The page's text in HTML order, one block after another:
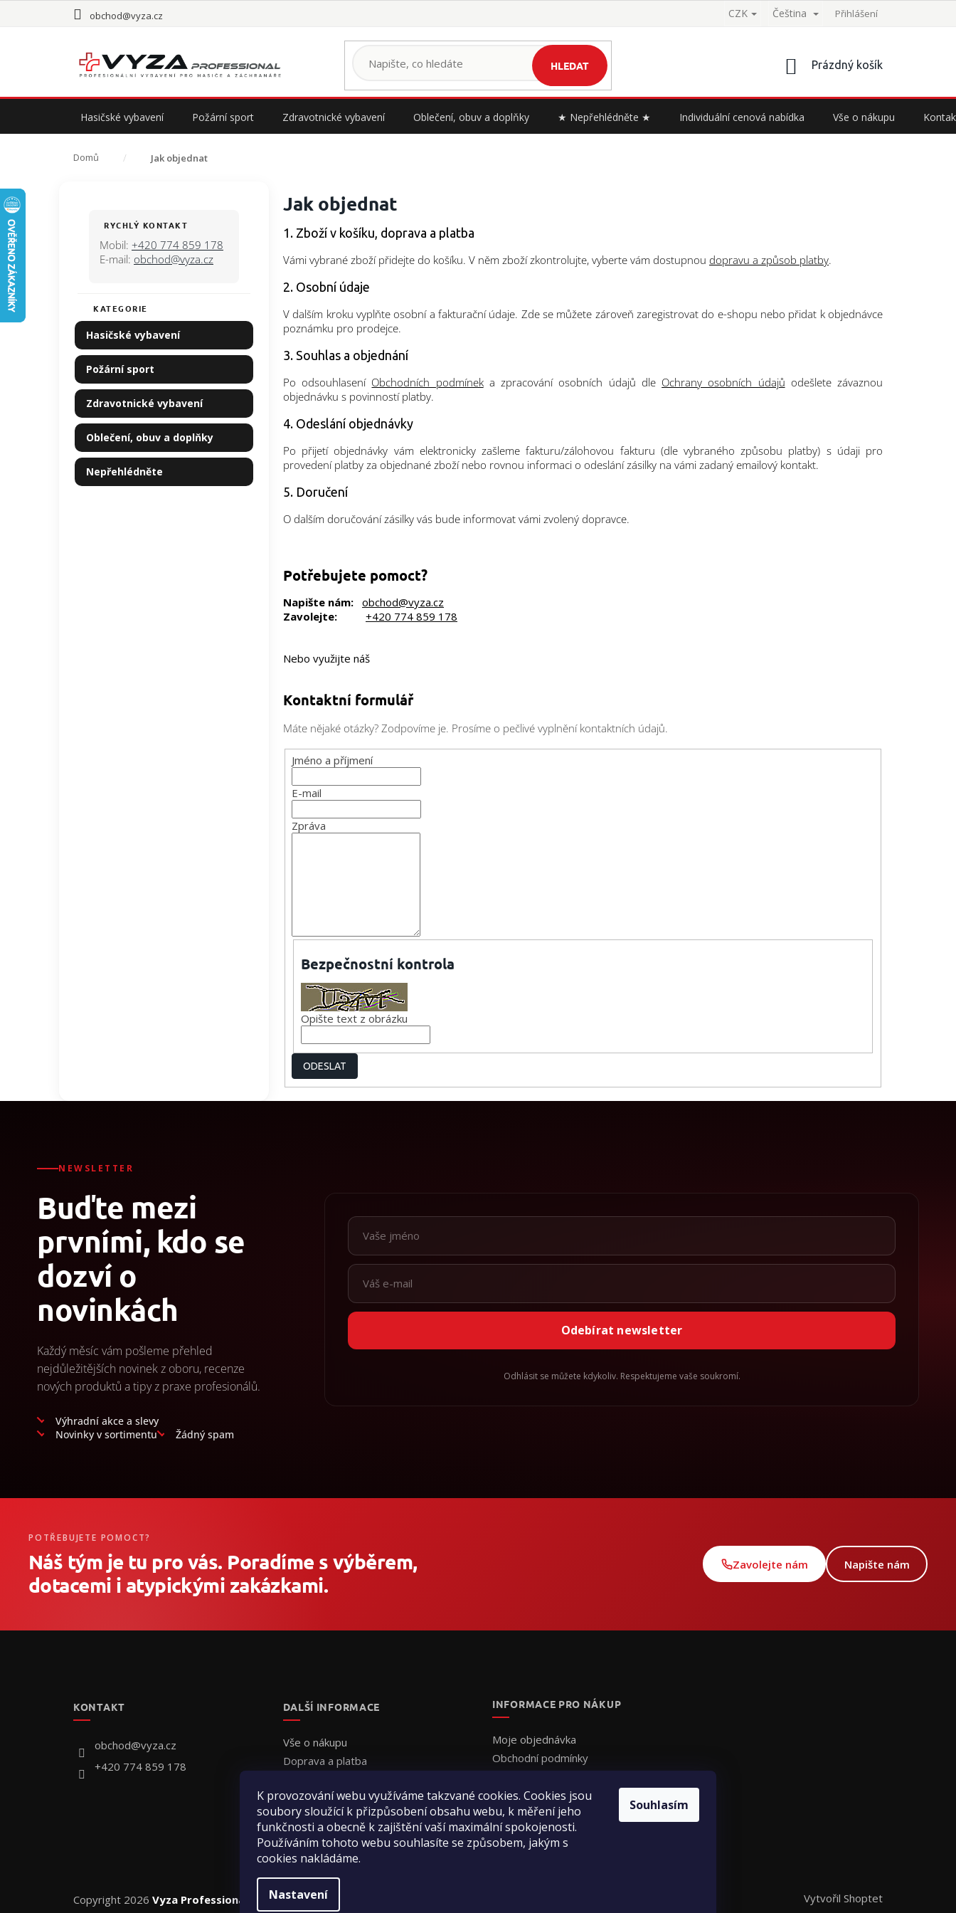
K provozování webu využíváme takzvané cookies. Cookies jsou
soubory sloužící k přizpůsobení obsahu webu, k měření jeho
funkčnosti a obecně k zajištění vaší maximální spokojenosti.
Používáním tohoto webu souhlasíte se způsobem, jakým s
cookies nakládáme.
Nastavení
Souhlasím
obchod@vyza.cz CZK Čeština Přihlášení
HLEDAT
NÁKUPNÍ
Prázdný košík
Hasičské vybavení Požární sport Zdravotnické vybavení Oblečení, obuv a doplňky ★ Nepřehlédněte ★ Individuální cenová nabídka Vše o nákupu
Domů Jak objednat
RYCHLÝ KONTAKT
Mobil: +420 774 859 178
E-mail: obchod@vyza.cz
Přeskočit
kategorie
KATEGORIE
Hasičské vybavení
Požární sport
Zdravotnické vybavení
Oblečení, obuv a doplňky
Nepřehlédněte
Jak objednat
1. Zboží v košíku, doprava a platba
Vámi vybrané zboží přidejte do košíku. V něm zboží zkontrolujte, vyberte vám dostupnou dopravu a způsob platby.
2. Osobní údaje
V dalším kroku vyplňte osobní a fakturační údaje. Zde se můžete zároveň zaregistrovat do e-shopu nebo přidat k objednávce
poznámku pro prodejce.
3. Souhlas a objednání
Po odsouhlasení Obchodních podmíneka zpracování osobních údajů dle Ochrany osobních údajů odešlete závaznou
objednávku s povinností platby.
4. Odeslání objednávky
Po přijetí objednávky vám elektronicky zašleme fakturu/zálohovou fakturu (dle vybraného způsobu platby) s údaji pro
provedení platby za objednané zboží nebo rovnou informaci o odeslání zásilky na vámi zadaný emailový kontakt.
5. Doručení
O dalším doručování zásilky vás bude informovat vámi zvolený dopravce.
Potřebujete pomoct?
Napište nám: obchod@vyza.cz
Zavolejte:
+420 774 859 178
Nebo využijte náš
Kontaktní formulář
Máte nějaké otázky? Zodpovíme je. Prosíme o pečlivé vyplnění kontaktních údajů.
Jméno a příjmení
E-mail
Zpráva
Bezpečnostní kontrola
Opište text z obrázku
ODESLAT
NEWSLETTER
Buďte mezi
prvními, kdo se
dozví o
novinkách
Každý měsíc vám pošleme přehled
nejdůležitějších novinek z oboru, recenze
nových produktů a tipy z praxe profesionálů.
Výhradní akce a slevy
Novinky v sortimentu
Žádný spam
Odebírat newsletter
Odhlásit se můžete kdykoliv. Respektujeme vaše soukromí.
POTŘEBUJETE POMOCT?
Náš tým je tu pro vás. Poradíme s výběrem,
dotacemi i atypickými zakázkami.
Zavolejte nám Napište nám
KONTAKT
obchod@vyza.cz
+420 774 859 178
DALŠÍ INFORMACE
Vše o nákupu
Doprava a platba
Jak objednat
Hodnocení obchodu
Kontakty
INFORMACE PRO NÁKUP
Moje objednávka
Obchodní podmínky
Formulář - Uplatnění reklamace
Formulář - Odstoupení od smlouvy
Vytvořil Shoptet
Copyright 2026 Vyza Professional s.r.o.. Všechna práva vyhrazena.